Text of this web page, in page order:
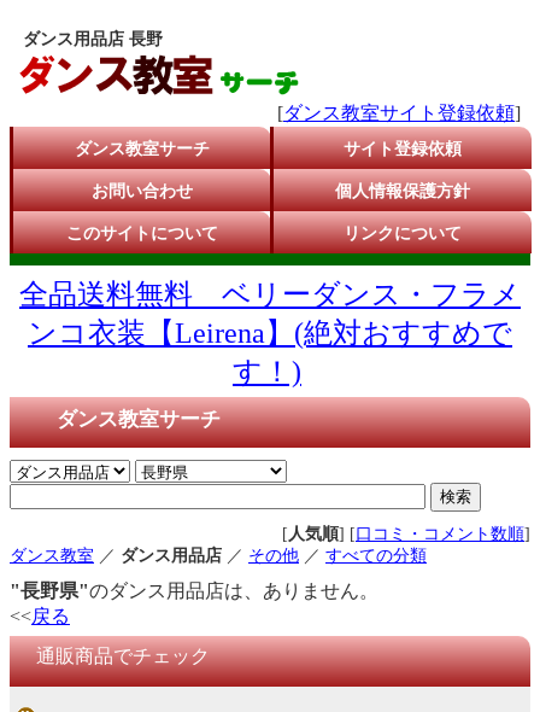
ダンス用品店 長野
[ダンス教室サイト登録依頼]
ダンス教室サーチ サイト登録依頼
お問い合わせ 個人情報保護方針
このサイトについて リンクについて
全品送料無料 ベリーダンス・フラメ
ンコ衣装【Leirena】(絶対おすすめで
す！)
ダンス教室サーチ
[ 人気順] [ 口コミ・コメント数順]
ダンス教室 ／ ダンス用品店 ／ その他 ／ すべての分類
"長野県"のダンス用品店は、ありません。
<<戻る
通販商品でチェック